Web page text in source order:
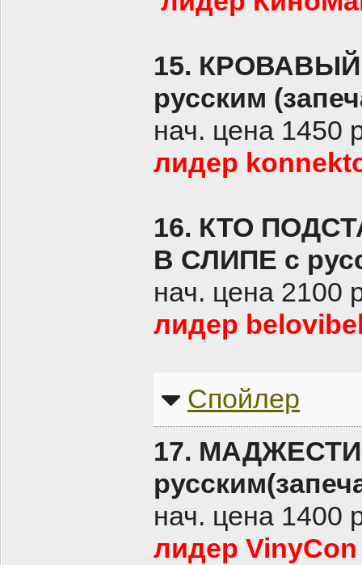
15. КРОВАВЫЙ
русским
нач. цена 1450
лидер
16. КТО
В СЛИПЕ с
нач. цена 2100
лидер
Спойлер
17.
нач. цена 1400
лидер VinyCon